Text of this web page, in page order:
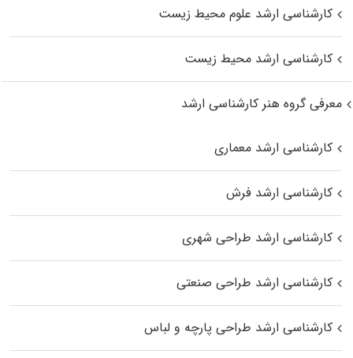
کارشناسی ارشد علوم محیط‌ زیست
کارشناسی ارشد محیط زیست
معرفی گروه هنر کارشناسی ارشد
کارشناسی ارشد معماری
کارشناسی ارشد فرش
کارشناسی ارشد طراحی شهری
کارشناسی ارشد طراحی صنعتی
کارشناسی ارشد طراحی پارچه و لباس